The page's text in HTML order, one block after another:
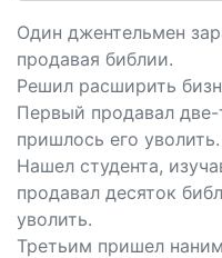
Один джентельмен
продавая библии.
Решил расширить
Первый продавал
пришлось его уволить.
Нашел студента,
продавал десяток
уволить.
Третьим пришел